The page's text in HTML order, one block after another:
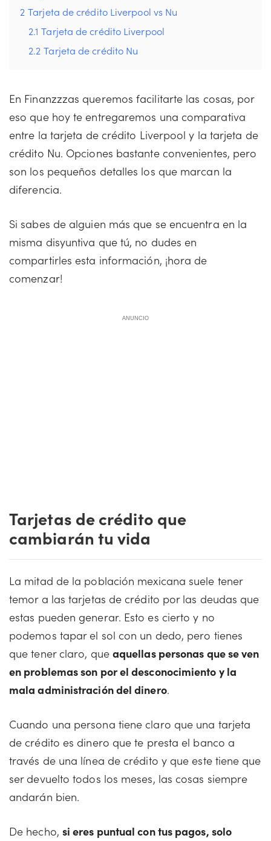
2 Tarjeta de crédito Liverpool vs Nu
2.1 Tarjeta de crédito Liverpool
2.2 Tarjeta de crédito Nu
En Finanzzzas queremos facilitarte las cosas, por
eso que hoy te entregaremos una comparativa
entre la tarjeta de crédito Liverpool y la tarjeta de
crédito Nu. Opciones bastante convenientes, pero
son los pequeños detalles los que marcan la
diferencia.
Si sabes de alguien más que se encuentra en la
misma disyuntiva que tú, no dudes en
compartirles esta información, ¡hora de
comenzar!
ANUNCIO
Tarjetas de crédito que
cambiarán tu vida
La mitad de la población mexicana suele tener
temor a las tarjetas de crédito por las deudas que
estas pueden generar. Esto es cierto y no
podemos tapar el sol con un dedo, pero tienes
que tener claro, que aquellas personas que se ven
en problemas son por el desconocimiento y la
mala administración del dinero.
Cuando una persona tiene claro que una tarjeta
de crédito es dinero que te presta el banco a
través de una línea de crédito y que este tiene que
ser devuelto todos los meses, las cosas siempre
andarán bien.
De hecho, si eres puntual con tus pagos, solo